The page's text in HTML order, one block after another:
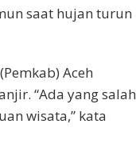
saat hujan turun
Aceh
“Ada yang salah
wisata,” kata